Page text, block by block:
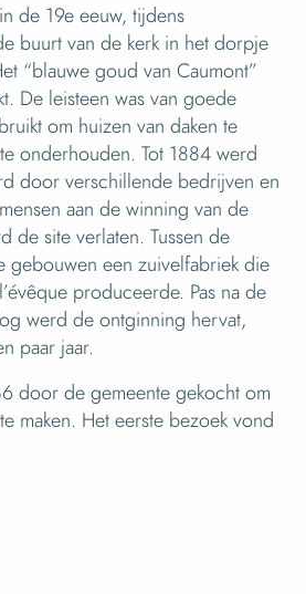
de 19e eeuw, tijdens
buurt van de kerk in het dorpje
“blauwe goud van Caumont”
De leisteen was van goede
om huizen van daken te
onderhouden. Tot 1884 werd
door verschillende bedrijven en
aan de winning van de
de site verlaten. Tussen de
een zuivelfabriek die
produceerde. Pas na de
werd de ontginning hervat,
paar jaar.
door de gemeente gekocht om
maken. Het eerste bezoek vond